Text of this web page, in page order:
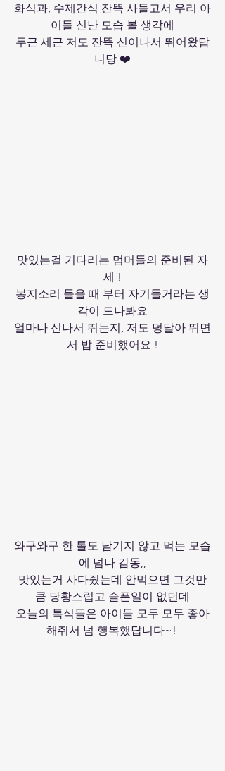
화식과, 수제간식 잔뜩 사들고서 우리 아
이들 신난 모습 볼 생각에
두근 세근 저도 잔뜩 신이나서 뛰어왔답
니당 ❤️
맛있는걸 기다리는 멈머들의 준비된 자
세 !
봉지소리 들을 때 부터 자기들거라는 생
각이 드나봐요
얼마나 신나서 뛰는지, 저도 덩달아 뛰면
서 밥 준비했어요 !
와구와구 한 톨도 남기지 않고 먹는 모습
에 넘나 감동,,
맛있는거 사다줬는데 안먹으면 그것만
큼 당황스럽고 슬픈일이 없던데
오늘의 특식들은 아이들 모두 모두 좋아
해줘서 넘 행복했답니다~!